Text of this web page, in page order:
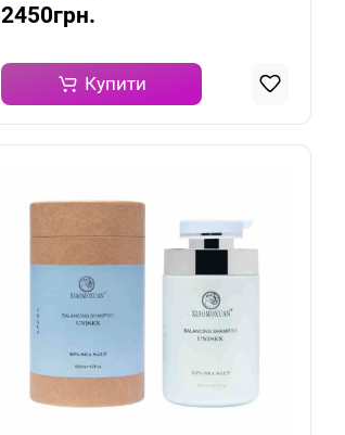
2450грн.
Купити